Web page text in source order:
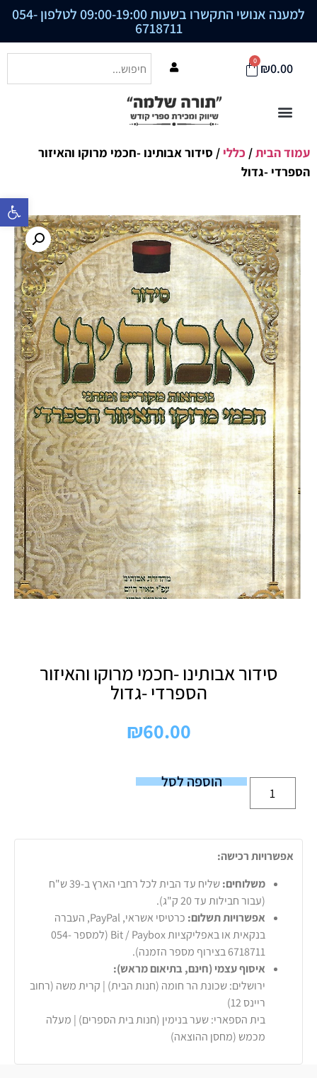
פתח סרגל
למענה אנושי התקשרו בשעות 09:00-19:00 לטלפון 054-
6718711
₪0.00
0
עמוד הבית/ כללי / סידור אבותינו -חכמי מרוקו והאיזור
הספרדי -גדול
סידור אבותינו -חכמי מרוקו והאיזור
הספרדי -גדול
₪60.00
הוספה לסל
אפשרויות רכישה:
משלוחים:
שליח עד הבית לכל רחבי הארץ ב-39 ש"ח
(עבור חבילות עד 20 ק"ג).
אפשרויות תשלום:
כרטיסי אשראי, PayPal, העברה
בנקאית או באפליקציות Bit / Paybox (למספר 054-
6718711 בצירוף מספר הזמנה).
איסוף עצמי (חינם, בתיאום מראש):
ירושלים: שכונת הר חומה (חנות הבית) | קרית משה (רחוב
ריינס 12)
בית הספארי: שער בנימין (חנות בית הספרים) | מעלה
מכמש (מחסן ההוצאה)